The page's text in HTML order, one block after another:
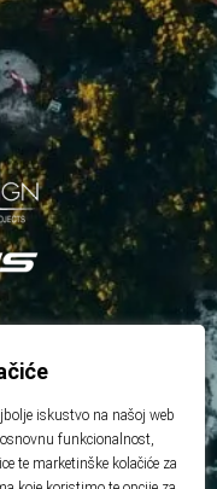
iskustvo na našoj web
funkcionalnost,
te marketinške kolačiće za